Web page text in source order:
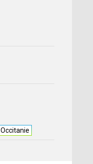
Occitanie